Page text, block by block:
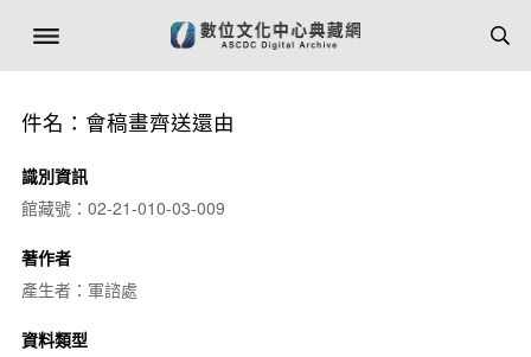
件名：會稿畫齊送還由
識別資訊
館藏號：02-21-010-03-009
著作者
產生者：軍諮處
資料類型